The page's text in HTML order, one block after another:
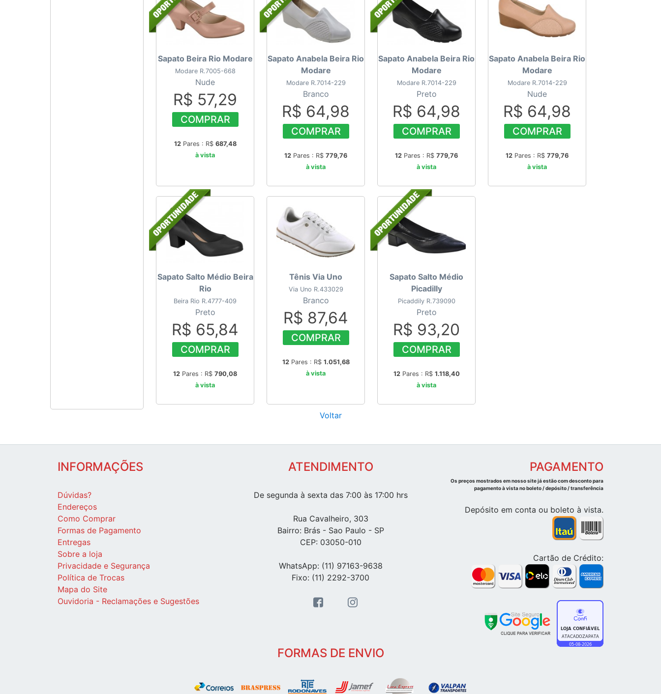
Sapato Beira Rio Modare
Modare R.7005-668
Nude
R$ 57,29
COMPRAR
12Pares : R$ 687,48
à vista
Sapato Anabela Beira Rio
Modare
Modare R.7014-229
Branco
R$ 64,98
COMPRAR
12 Pares : R$ 779,76
à vista
Sapato Anabela Beira Rio
Modare
Modare R.7014-229
Preto
R$ 64,98
COMPRAR
12 Pares : R$ 779,76
à vista
Sapato Anabela Beira Rio
Modare
Modare R.7014-229
Nude
R$ 64,98
COMPRAR
12 Pares : R$ 779,76
à vista
Sapato Salto Médio Beira
Rio
Beira Rio R.4777-409
Preto
R$ 65,84
COMPRAR
12 Pares : R$ 790,08
à vista
Tênis Via Uno
Via Uno R.433029
Branco
R$ 87,64
COMPRAR
12Pares : R$ 1.051,68
à vista
Sapato Salto Médio
Picadilly
Picaddily R.739090
Preto
R$ 93,20
COMPRAR
12Pares : R$ 1.118,40
à vista
Voltar
INFORMAÇÕES
Dúvidas?
Endereços
Como Comprar
Formas de Pagamento
Entregas
Sobre a loja
Privacidade e Segurança
Política de Trocas
Mapa do Site
Ouvidoria - Reclamações e Sugestões
ATENDIMENTO
De segunda à sexta das 7:00 às 17:00 hrs
Rua Cavalheiro, 303
Bairro: Brás - Sao Paulo - SP
CEP: 03050-010
WhatsApp: (11) 97163-9638
Fixo: (11) 2292-3700
PAGAMENTO
Os preços mostrados em nosso site já estão com desconto para
pagamento à vista no boleto / depósito / transferência
Depósito em conta ou boleto à vista.
Cartão de Crédito:
FORMAS DE ENVIO